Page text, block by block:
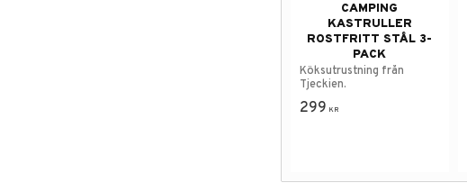
CAMPING
KASTRULLER
ROSTFRITT STÅL 3-
PACK
Köksutrustning från
Tjeckien.
299 KR